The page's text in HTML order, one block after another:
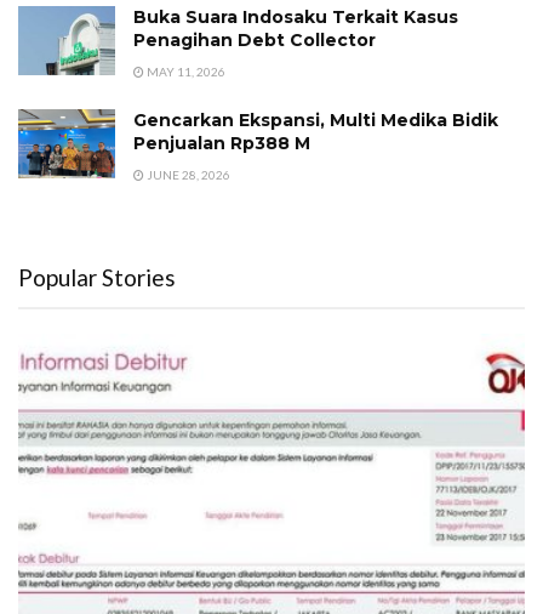
Buka Suara Indosaku Terkait Kasus
Penagihan Debt Collector
MAY 11, 2026
Gencarkan Ekspansi, Multi Medika Bidik
Penjualan Rp388 M
JUNE 28, 2026
Popular Stories